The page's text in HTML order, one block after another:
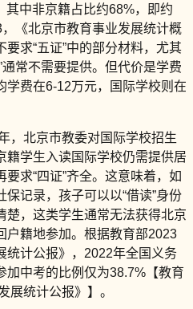
其中非京籍占比约68%，即约
《北京市教育事业发展统计概
要求“五证”中的部分材料，尤其
常不需要提供。但代价是学费
学费在6-12万元，国际学校则在
，北京市教委对国际学校招生
籍学生入读国际学校仍需提供居
求“四证”齐全。这意味着，如
记录，孩子可以以“借读”身份
楚，这类学生通常无法获得北京
户籍地参加。根据教育部2023
统计公报》，2022年全国义务
加中考的比例仅为38.7%【教育
展统计公报》】。